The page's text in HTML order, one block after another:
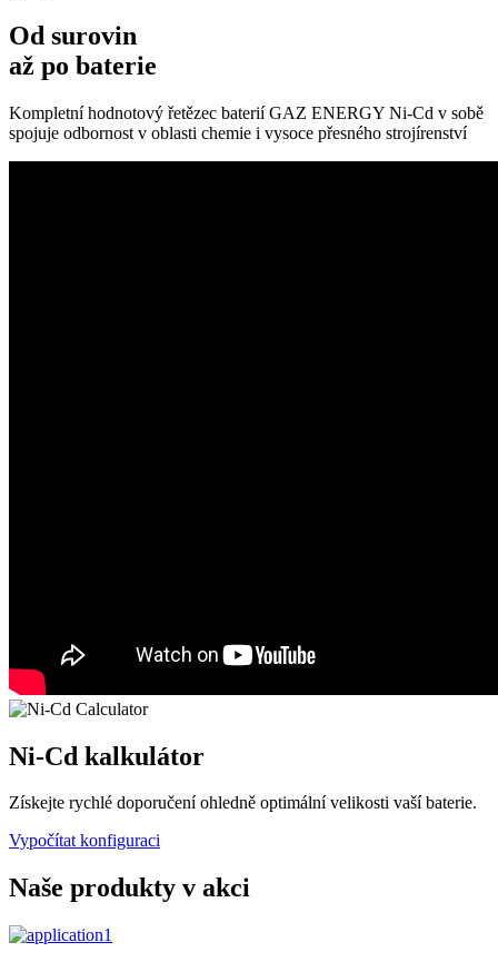
Od surovin
až po baterie
Kompletní hodnotový řetězec baterií GAZ ENERGY Ni‑Cd v sobě
spojuje odbornost v oblasti chemie i vysoce přesného strojírenství
Ni-Cd kalkulátor
Získejte rychlé doporučení ohledně optimální velikosti vaší baterie.
Vypočítat konfiguraci
Naše produkty v akci